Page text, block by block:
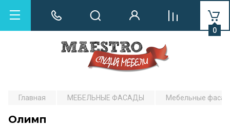
0
Главная МЕБЕЛЬНЫЕ ФАСАДЫ Мебельные
Олимп